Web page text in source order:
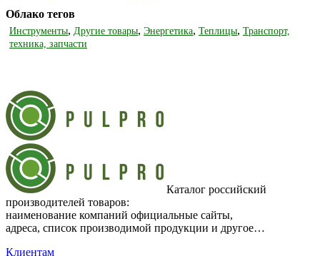
Облако тегов
Инструменты, Другие товары, Энергетика, Теплицы, Транспорт,
техника, запчасти
Каталог российский
производителей товаров:
наименование компаний официальные сайты,
адреса, список производимой продукции и другое…
Клиентам